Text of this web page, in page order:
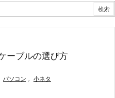
ーブルの選び方
パソコン , 小ネタ